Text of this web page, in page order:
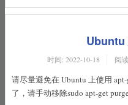
Ubuntu
时间: 2022-10-18 阅
请尽量避免在 Ubuntu 上使用
了，请手动移除sudo apt-get